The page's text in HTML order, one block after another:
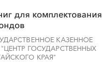
для комплектования
КАЗЕННОЕ
ГОСУДАРСТВЕННЫХ
КРАЯ"